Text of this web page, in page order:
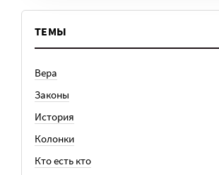
ТЕМЫ
Вера
Законы
История
Колонки
Кто есть кто